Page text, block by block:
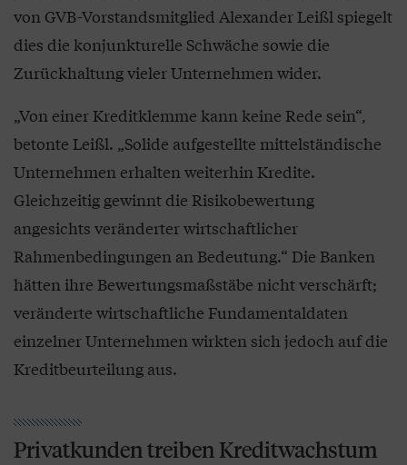
von GVB-Vorstandsmitglied Alexander Leißl spiegelt
dies die konjunkturelle Schwäche sowie die
Zurückhaltung vieler Unternehmen wider.
„Von einer Kreditklemme kann keine Rede sein“,
betonte Leißl. „Solide aufgestellte mittelständische
Unternehmen erhalten weiterhin Kredite.
Gleichzeitig gewinnt die Risikobewertung
angesichts veränderter wirtschaftlicher
Rahmenbedingungen an Bedeutung.“ Die Banken
hätten ihre Bewertungsmaßstäbe nicht verschärft;
veränderte wirtschaftliche Fundamentaldaten
einzelner Unternehmen wirkten sich jedoch auf die
Kreditbeurteilung aus.
Privatkunden treiben Kreditwachstum